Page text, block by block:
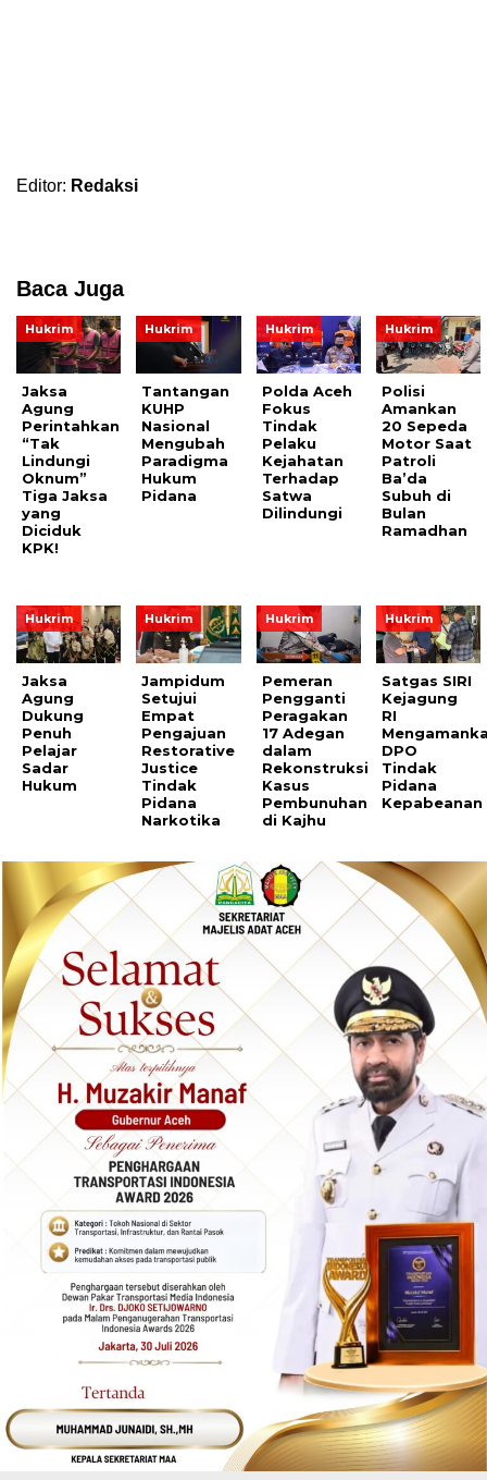
Editor: Redaksi
Baca Juga
Hukrim
Jaksa
Agung
Perintahkan
“Tak
Lindungi
Oknum”
Tiga Jaksa
yang
Diciduk
KPK!
Hukrim
Tantangan
KUHP
Nasional
Mengubah
Paradigma
Hukum
Pidana
Hukrim
Polda Aceh
Fokus
Tindak
Pelaku
Kejahatan
Terhadap
Satwa
Dilindungi
Hukrim
Polisi
Amankan
20 Sepeda
Motor Saat
Patroli
Ba’da
Subuh di
Bulan
Ramadhan
Hukrim
Jaksa
Agung
Dukung
Penuh
Pelajar
Sadar
Hukum
Hukrim
Jampidum
Setujui
Empat
Pengajuan
Restorative
Justice
Tindak
Pidana
Narkotika
Hukrim
Pemeran
Pengganti
Peragakan
17 Adegan
dalam
Rekonstruksi
Kasus
Pembunuhan
di Kajhu
Hukrim
Satgas SIRI
Kejagung
RI
DPO
Tindak
Pidana
Kepabeanan